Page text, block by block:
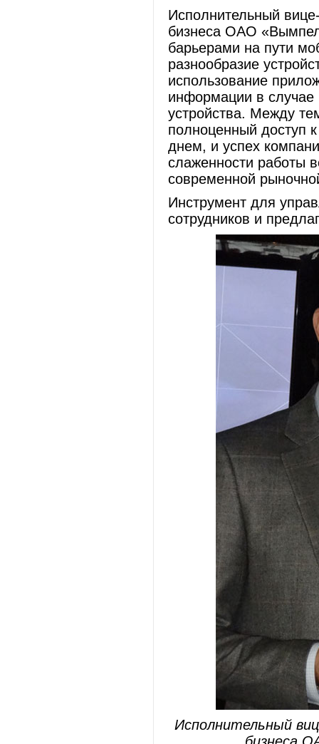
Исполнительный
бизнеса ОАО
барьерами на пути
разнообразие
использование
информации в случае
устройства. Между
полноценный доступ
днем, и успех
слаженности работы
современной
Инструмент для
сотрудников и
Исполнительный